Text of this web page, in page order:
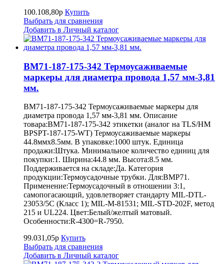
100.108,80р Купить
Выбрать для сравнения
Добавить в Личный каталог
BM71-187-175-342 Термоусаживаемые
маркеры для диаметра провода 1,57 мм-3,81
мм.
BM71-187-175-342 Термоусаживаемые маркеры для
диаметра провода 1,57 мм-3,81 мм. Описание
товара:BM71-187-175-342 этикетки (аналог на TLS/HM
BPSPT-187-175-WT) Термоусаживаемые маркеры
44.8ммх8.5мм. В упаковке:1000 штук. Единица
продажи:Штука. Минимальное количество единиц для
покупки:1. Ширина:44.8 мм. Высота:8.5 мм.
Поддерживается на складе:Да. Категория
продукции:Термоусадочные трубки. Для:BMP71.
Применение:Термоусадочный в отношении 3:1,
самопогасающий, удовлетворяет стандарту MIL-DTL-
23053/5C (Класс 1); MIL-M-81531; MIL-STD-202F, метод
215 и UL224. Цвет:Белый/желтый матовый.
Особенности:R-4300=R-7950.
99.031,05р Купить
Выбрать для сравнения
Добавить в Личный каталог